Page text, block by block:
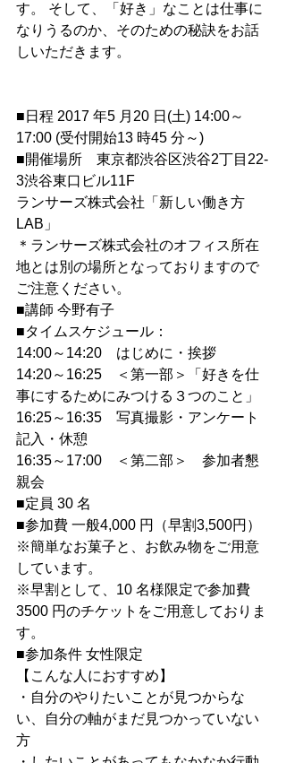
す。 そして、「好き」なことは仕事に
なりうるのか、そのための秘訣をお話
しいただきます。
■⽇程 2017 年5 ⽉20 ⽇(土) 14:00～
17:00 (受付開始13 時45 分～)
■開催場所　東京都渋谷区渋谷2丁目22-
3渋谷東口ビル11F
ランサーズ株式会社「新しい働き方
LAB」
＊ランサーズ株式会社のオフィス所在
地とは別の場所となっておりますので
ご注意ください。
■講師 今野有子
■タイムスケジュール：
14:00～14:20　はじめに・挨拶
14:20～16:25　＜第一部＞「好きを仕
事にするためにみつける３つのこと」
16:25～16:35　写真撮影・アンケート
記入・休憩
16:35～17:00　＜第二部＞　参加者懇
親会
■定員 30 名
■参加費 ⼀般4,000 円（早割3,500円）
※簡単なお菓⼦と、お飲み物をご⽤意
しています。
※早割として、10 名様限定で参加費
3500 円のチケットをご⽤意しておりま
す。
■参加条件 ⼥性限定
【こんな⼈におすすめ】
・⾃分のやりたいことが⾒つからな
い、⾃分の軸がまだ⾒つかっていない
⽅